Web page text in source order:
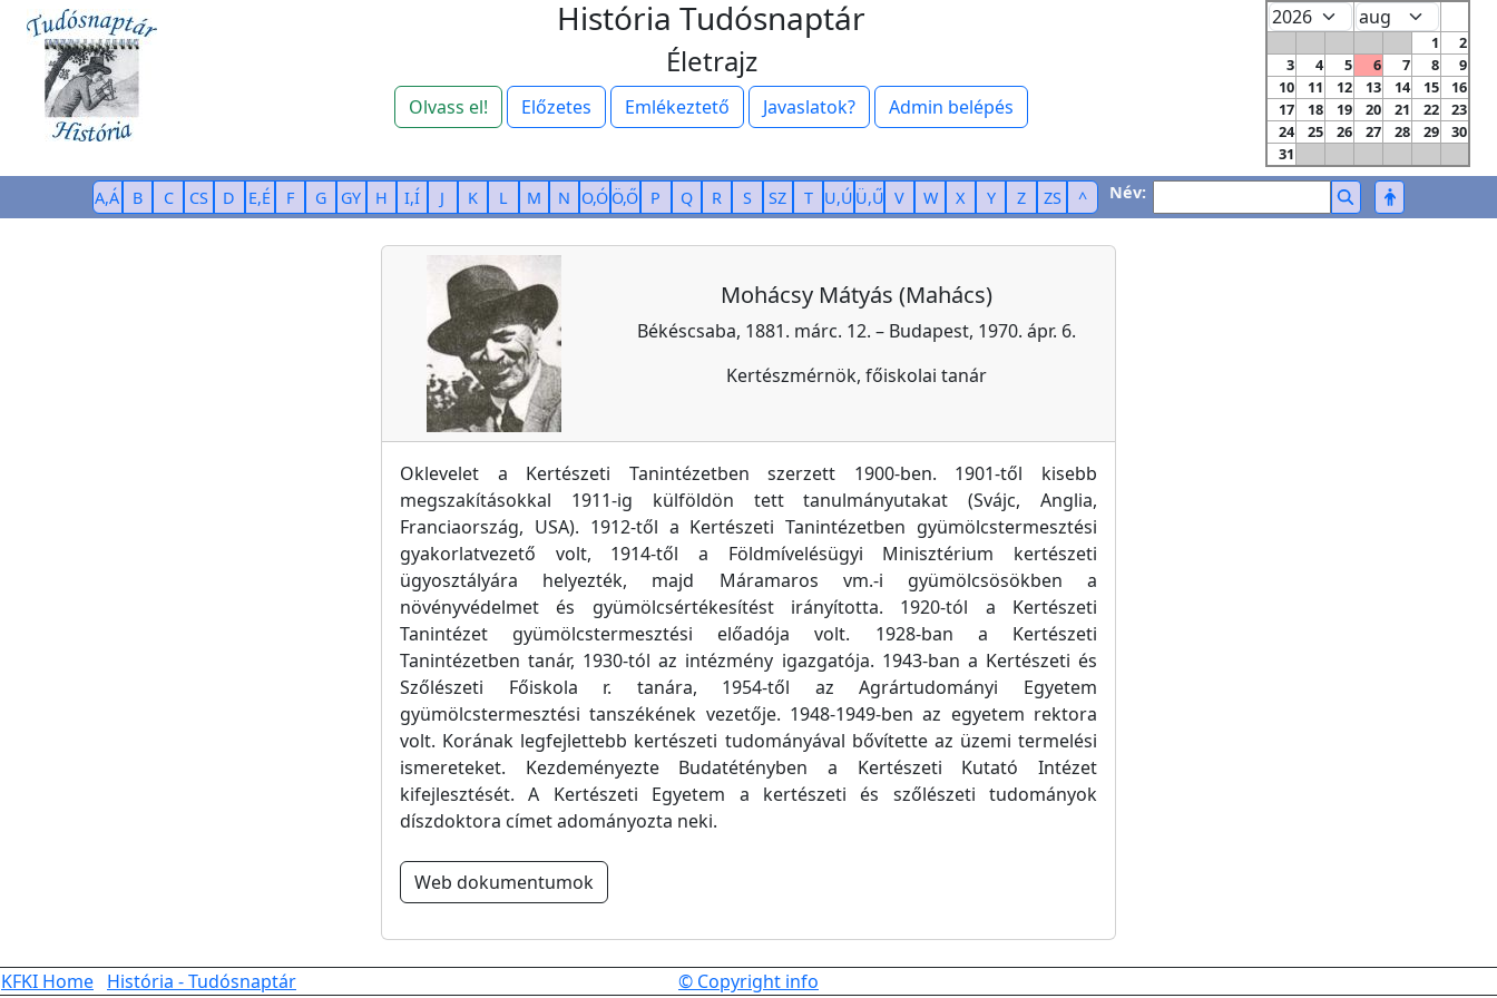
História Tudósnaptár
Életrajz
Olvass el! Előzetes Emlékeztető Javaslatok? Admin belépés
1
2
3
4 5 6 7 8
9
10
11 12 13 14 15
16
17
18 19 20 21 22
23
24
25 26 27 28 29
30
31
A,Á B C CS D E,É F G GY H I,Í J K L M N O,Ó Ö,Ő P Q R S SZ T U,Ú Ü,Ű V W X Y Z ZS ^ Név:
Mohácsy Mátyás (Mahács)
Békéscsaba, 1881. márc. 12. – Budapest, 1970. ápr. 6.
Kertészmérnök, főiskolai tanár
Oklevelet a Kertészeti Tanintézetben szerzett 1900-ben. 1901-től kisebb
megszakításokkal 1911-ig külföldön tett tanulmányutakat (Svájc, Anglia,
Franciaország, USA). 1912-től a Kertészeti Tanintézetben gyümölcstermesztési
gyakorlatvezető volt, 1914-től a Földmívelésügyi Minisztérium kertészeti
ügyosztályára helyezték, majd Máramaros vm.-i gyümölcsösökben a
növényvédelmet és gyümölcsértékesítést irányította. 1920-tól a Kertészeti
Tanintézet gyümölcstermesztési előadója volt. 1928-ban a Kertészeti
Tanintézetben tanár, 1930-tól az intézmény igazgatója. 1943-ban a Kertészeti és
Szőlészeti Főiskola r. tanára, 1954-től az Agrártudományi Egyetem
gyümölcstermesztési tanszékének vezetője. 1948-1949-ben az egyetem rektora
volt. Korának legfejlettebb kertészeti tudományával bővítette az üzemi termelési
ismereteket. Kezdeményezte Budatétényben a Kertészeti Kutató Intézet
kifejlesztését. A Kertészeti Egyetem a kertészeti és szőlészeti tudományok
díszdoktora címet adományozta neki.
Web dokumentumok
KFKI Home História - Tudósnaptár © Copyright info